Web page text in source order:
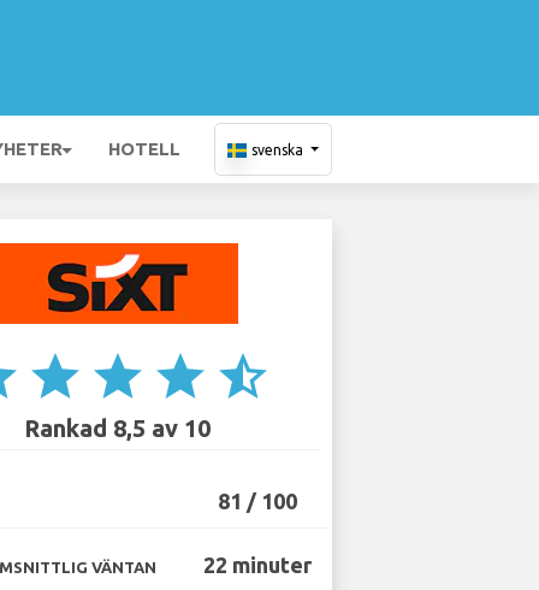
HOTELL svenska
star star star star_half
Rankad 8,5 av 10
81 / 100
VÄNTAN 22 minuter